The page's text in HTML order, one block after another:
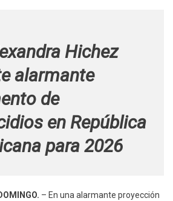
Aumento
Feminicidios
Este
Año
Hichez
alarmante
de
en República
para 2026
– En una alarmante proyección